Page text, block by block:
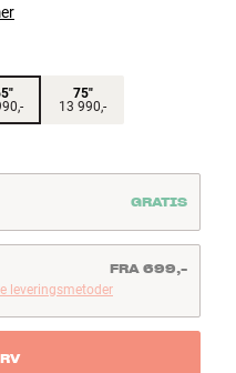
75"
13 990,-
GRATIS
leveringsmetoder
FRA 699,-